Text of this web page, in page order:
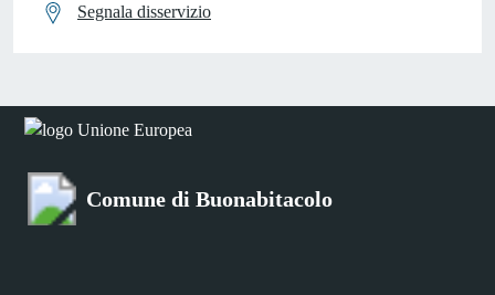
Segnala disservizio
Comune di Buonabitacolo